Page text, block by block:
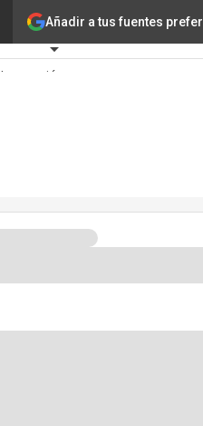
Añadir a tus fuentes
Tecnología
Innovación